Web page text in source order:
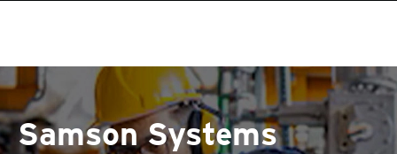
Samson Systems
Products
Products
Products